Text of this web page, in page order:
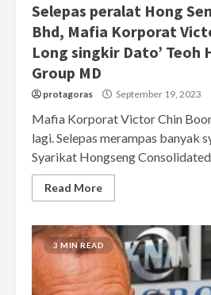
Selepas peralat Hong
Bhd, Mafia Korporat
Long singkir Dato’ Teoh
Group MD
protagoras September 19, 2023
Mafia Korporat Victor Chin
lagi. Selepas merampas banyak
Syarikat Hongseng
Read More
3 MIN READ